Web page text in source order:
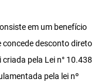
em um benefício
desconto direto
pela Lei n° 10.438
pela lei nº